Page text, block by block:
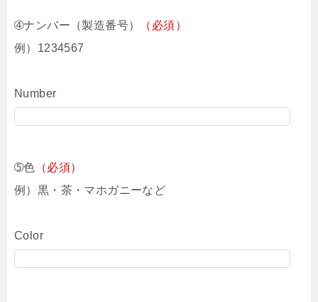
➃ナンバー（製造番号）
（必須）
例）1234567
Number
➄色 （必須）
例）黒・茶・マホガニーなど
Color